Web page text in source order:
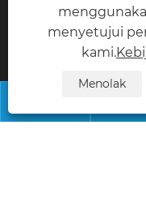
Hubungi kami
+8618028968963
menyetujui
kami.
Menolak